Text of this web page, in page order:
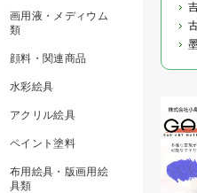
画用液・メディウム
類
顔料・関連商品
水彩絵具
アクリル絵具
ペイント塗料
布用絵具・版画用絵
具類